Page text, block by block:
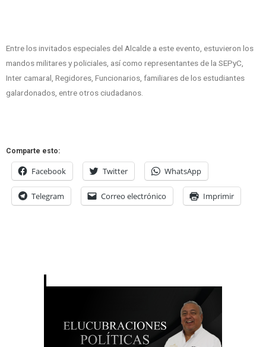
Entre los invitados especiales del Alcalde a este evento, estuvieron los
mandos militares y policiales, así como representantes de la SEPyC,
Inter camaral, Regidores, Funcionarios, familiares de los estudiantes
galardonados, entre otros ciudadanos.
Comparte esto:
Facebook Twitter WhatsApp
Telegram Correo electrónico Imprimir